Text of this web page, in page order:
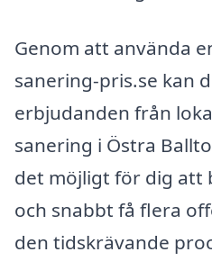
Genom att använda
sanering-pris.se kan
erbjudanden från
sanering i Östra
det möjligt för dig att
och snabbt få flera
den tidskrävande